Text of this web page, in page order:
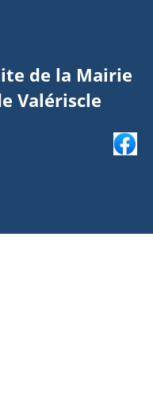
de la Mairie
Valériscle